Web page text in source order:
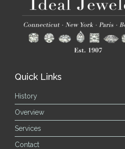
Quick Links
History
Overview
Services
Contact